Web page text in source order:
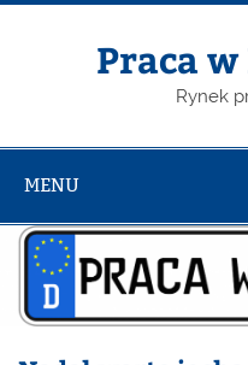
Skip
Praca
Rynek
MENU